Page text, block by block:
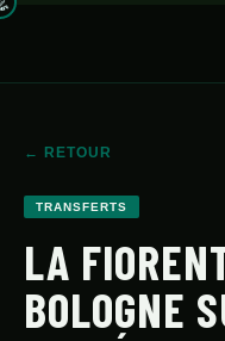
ACCUEIL
SÉLECTION
← RETOUR
TRANSFERTS
LA
BOLOGNE